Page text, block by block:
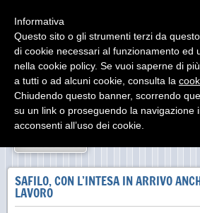
SAFILO, CON L’INTESA IN ARRIVO
LAVORO
Informativa
Questo sito o gli strumenti terzi da
di cookie necessari al funzionamento ed
nella cookie policy. Se vuoi saperne di
a tutti o ad alcuni cookie, consulta la
Chiudendo questo banner, scorrendo
su un link o proseguendo la navigazione
acconsenti all’uso dei cookie.